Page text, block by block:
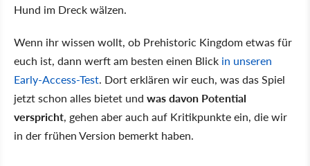
Hund im Dreck wälzen.
Wenn ihr wissen wollt, ob Prehistoric Kingdom etwas für
euch ist, dann werft am besten einen Blick in unseren
Early-Access-Test. Dort erklären wir euch, was das Spiel
jetzt schon alles bietet und was davon Potential
verspricht, gehen aber auch auf Kritikpunkte ein, die wir
in der frühen Version bemerkt haben.